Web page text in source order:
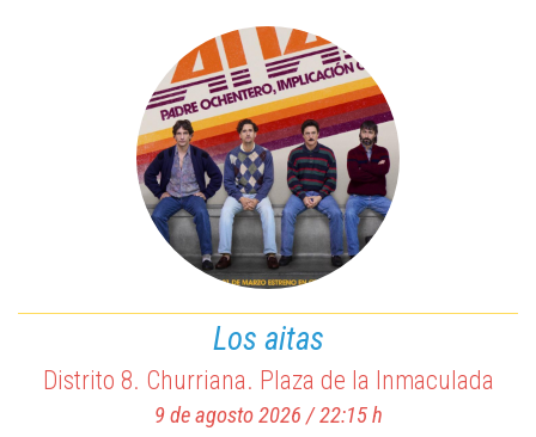
Los aitas
Distrito 8. Churriana. Plaza de la Inmaculada
9 de agosto 2026 / 22:15 h